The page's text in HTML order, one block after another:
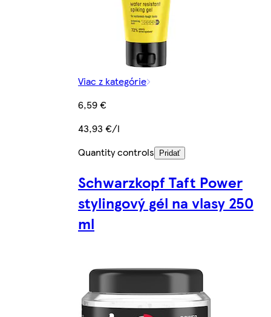
Viac z kategórie
6,59 €
43,93 €/l
Quantity controls
Pridať
Schwarzkopf Taft Power
stylingový gél na vlasy 250
ml